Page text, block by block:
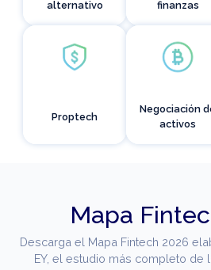
alternativo
finanzas
Proptech
Negociación
activos
Mapa
Descarga el Mapa Fintech 2026
EY, el estudio más completo de